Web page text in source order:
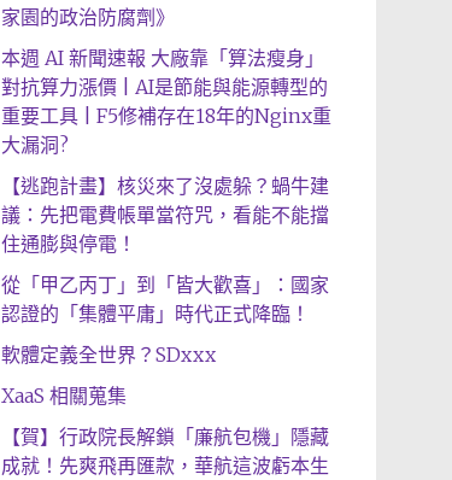
家園的政治防腐劑》
本週 AI 新聞速報 大廠靠「算法瘦身」
對抗算力漲價 | AI是節能與能源轉型的
重要工具 | F5修補存在18年的Nginx重
大漏洞?
【逃跑計畫】核災來了沒處躲？蝸牛建
議：先把電費帳單當符咒，看能不能擋
住通膨與停電！
從「甲乙丙丁」到「皆大歡喜」：國家
認證的「集體平庸」時代正式降臨！
軟體定義全世界？SDxxx
XaaS 相關蒐集
【賀】行政院長解鎖「廉航包機」隱藏
成就！先爽飛再匯款，華航這波虧本生